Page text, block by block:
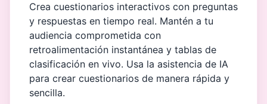
Crea cuestionarios interactivos con preguntas
y respuestas en tiempo real. Mantén a tu
audiencia comprometida con
retroalimentación instantánea y tablas de
clasificación en vivo. Usa la asistencia de IA
para crear cuestionarios de manera rápida y
sencilla.